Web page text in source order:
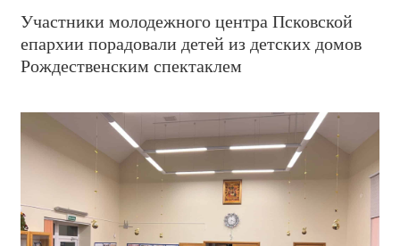
Участники молодежного центра Псковской
епархии порадовали детей из детских домов
Рождественским спектаклем